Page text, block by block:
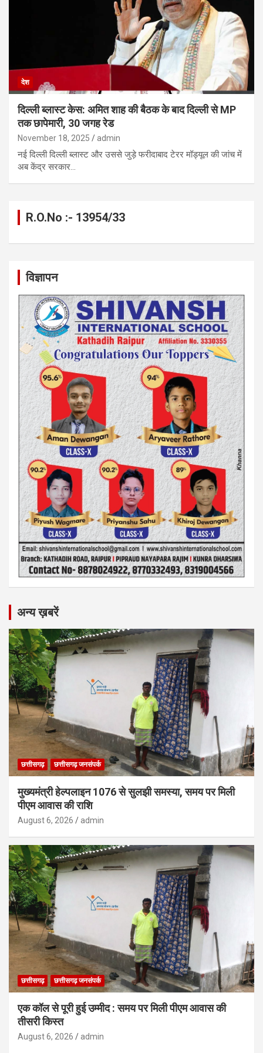
देश
दिल्ली ब्लास्ट केस: अमित शाह की बैठक के बाद दिल्ली से MP
तक छापेमारी, 30 जगह रेड
November 18, 2025 admin
नई दिल्ली दिल्ली ब्लास्ट और उससे जुड़े फरीदाबाद टेरर मॉड्यूल की जांच में
अब केंद्र सरकार…
R.O.No :- 13954/33
विज्ञापन
अन्य ख़बरें
छत्तीसगढ़ छत्तीसगढ़ जनसंपर्क
मुख्यमंत्री हेल्पलाइन 1076 से सुलझी समस्या, समय पर मिली
पीएम आवास की राशि
August 6, 2026 admin
छत्तीसगढ़ छत्तीसगढ़ जनसंपर्क
एक कॉल से पूरी हुई उम्मीद : समय पर मिली पीएम आवास की
तीसरी किस्त
August 6, 2026 admin